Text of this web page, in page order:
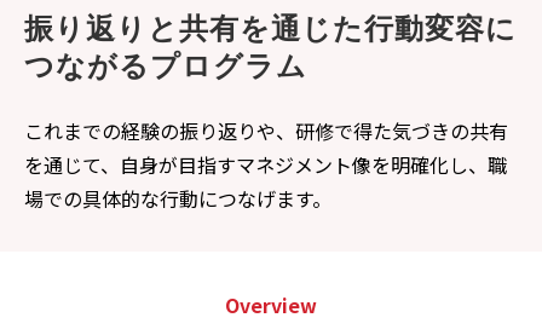
振り返りと共有を通じた行動変容に
つながるプログラム
これまでの経験の振り返りや、研修で得た気づきの共有
を通じて、自身が目指すマネジメント像を明確化し、職
場での具体的な行動につなげます。
Overview